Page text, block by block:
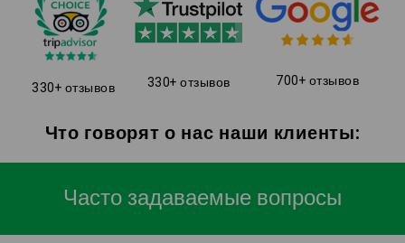
330+ отзывов 330+ отзывов 700+ отзывов
Что говорят о нас наши клиенты:
Часто задаваемые вопросы